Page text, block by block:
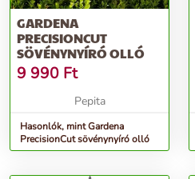
GARDENA
PRECISIONCUT
SÖVÉNYNYÍRÓ OLLÓ
9 990 Ft
Pepita
Hasonlók, mint Gardena
PrecisionCut sövénynyíró olló